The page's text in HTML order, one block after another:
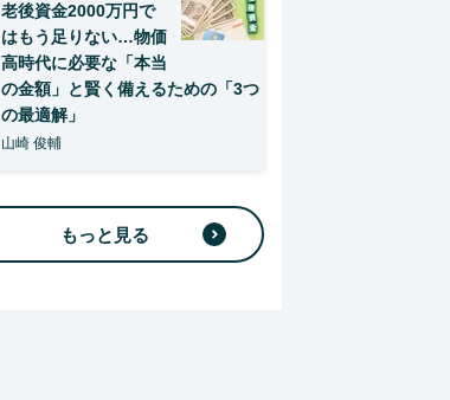
老後資金2000万円で
はもう足りない…物価
高時代に必要な「本当
の金額」と賢く備えるための「3つ
の最適解」
山崎 俊輔
もっと見る